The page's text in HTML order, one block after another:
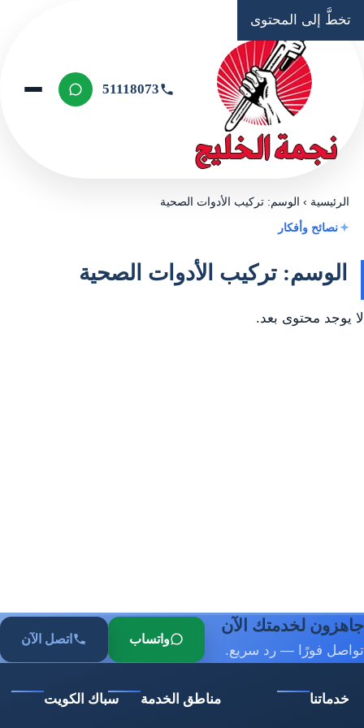
تخطَّ إلى المحتوى
51118073
الرئيسية ›الوسم: تركيب الأدوات الصحية
نصائح وأفكار
الوسم: تركيب الأدوات الصحية
لا يوجد محتوى بعد.
جاهزون لخدمتك الآن
تواصل فورًا — رد سريع.
واتساب اتصل الآن
خدماتنا مناطق الخدمة سباك الكويت